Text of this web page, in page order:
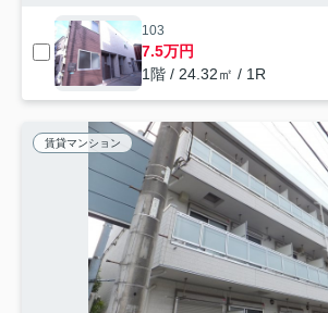
103
7.5万円
1階 / 24.32㎡ / 1R
賃貸マンション